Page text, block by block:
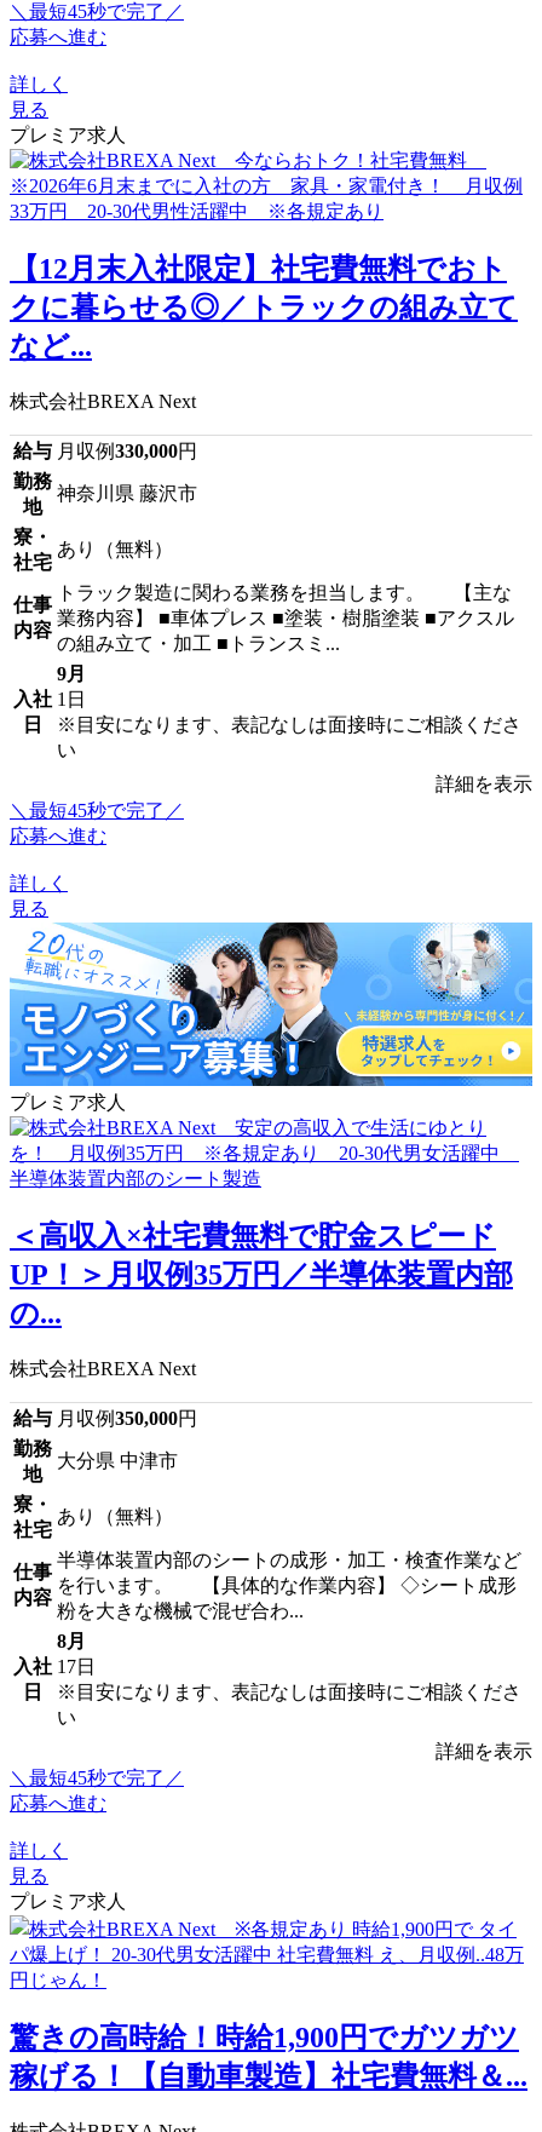
＼最短45秒で完了／
応募へ進む
詳しく
見る
プレミア求人
【12月末入社限定】社宅費無料でおト
クに暮らせる◎／トラックの組み立て
など...
株式会社BREXA Next
給与 月収例330,000円
勤務
地
神奈川県 藤沢市
寮・
社宅
あり（無料）
仕事
内容
トラック製造に関わる業務を担当します。 【主な
業務内容】 ■車体プレス ■塗装・樹脂塗装 ■アクスル
の組み立て・加工 ■トランスミ...
入社
日
9月
1日
※目安になります、表記なしは面接時にご相談くださ
い
詳細を表示
＼最短45秒で完了／
応募へ進む
詳しく
見る
プレミア求人
＜高収入×社宅費無料で貯金スピード
UP！＞月収例35万円／半導体装置内部
の...
株式会社BREXA Next
給与 月収例350,000円
勤務
地
大分県 中津市
寮・
社宅
あり（無料）
仕事
内容
半導体装置内部のシートの成形・加工・検査作業など
を行います。 【具体的な作業内容】 ◇シート成形
粉を大きな機械で混ぜ合わ...
入社
日
8月
17日
※目安になります、表記なしは面接時にご相談くださ
い
詳細を表示
＼最短45秒で完了／
応募へ進む
詳しく
見る
プレミア求人
驚きの高時給！時給1,900円でガツガツ
稼げる！【自動車製造】社宅費無料＆...